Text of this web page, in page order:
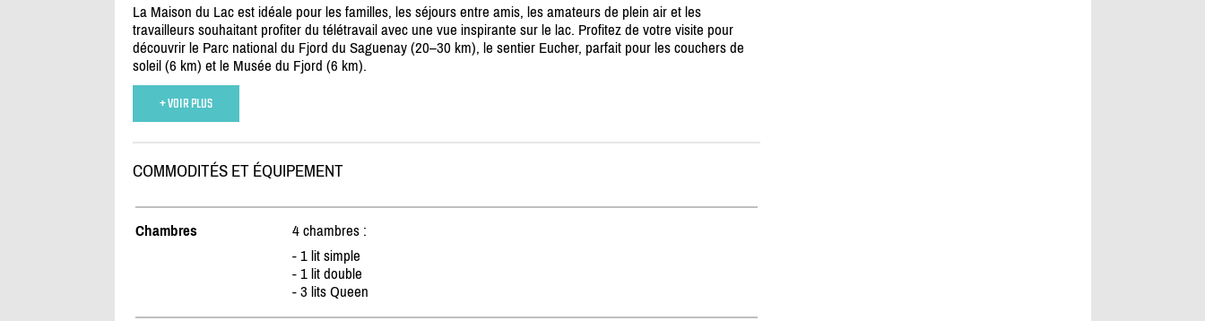
La Maison du Lac est idéale pour les familles, les séjours entre amis, les amateurs de plein air et les
travailleurs souhaitant profiter du télétravail avec une vue inspirante sur le lac. Profitez de votre visite pour
découvrir le Parc national du Fjord du Saguenay (20–30 km), le sentier Eucher, parfait pour les couchers de
soleil (6 km) et le Musée du Fjord (6 km).
+ VOIR PLUS
COMMODITÉS ET ÉQUIPEMENT
Chambres
4 chambres :
- 1 lit simple
- 1 lit double
- 3 lits Queen